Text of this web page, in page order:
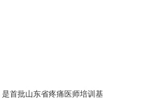
首批山东省疼痛医师培训基